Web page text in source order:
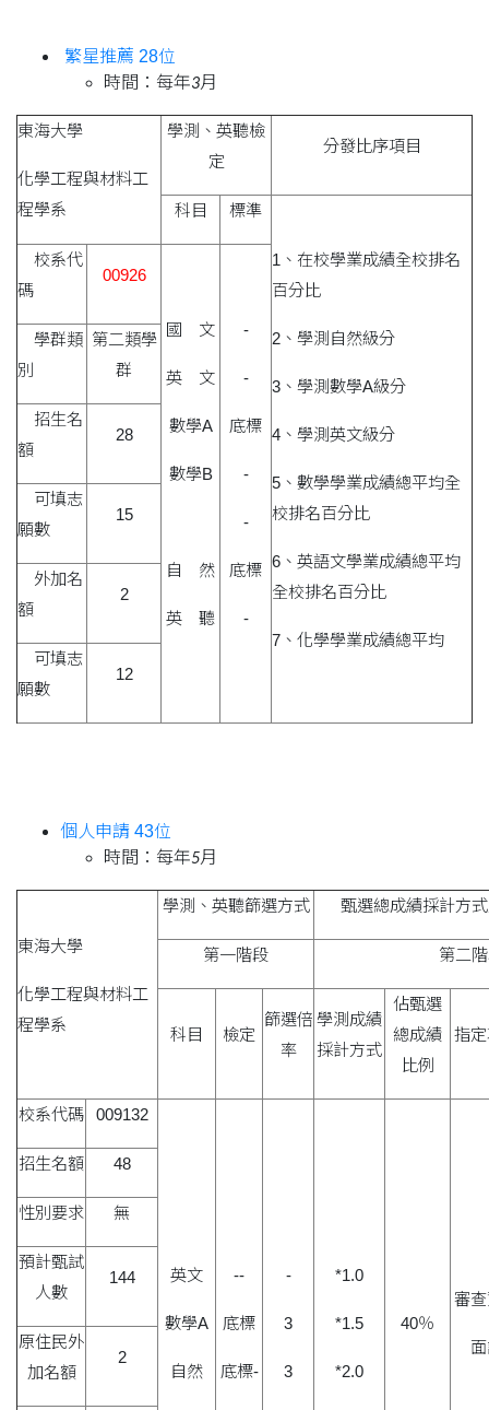
繁星推薦 28位
時間：每年3月
東海大學
化學工程與材料工
程學系
學測、英聽檢
定
分發比序項目
科目 標準
1、在校學業成績全校排名
百分比
2、學測自然級分
3、學測數學A級分
4、學測英文級分
5、數學學業成績總平均全
校排名百分比
6、英語文學業成績總平均
全校排名百分比
7、化學學業成績總平均
校系代
碼
00926
國 文
英 文
數學A
數學B
自 然
英 聽
-
-
底標
-
-
底標
-
學群類
別
第二類學
群
招生名
額
28
可填志
願數
15
外加名
額
2
可填志
願數
12
個人申請 43位
時間：每年5月
東海大學
化學工程與材料工
程學系
學測、英聽篩選方式 甄選總成績採計方
第一階段 第二
科目 檢定
篩選倍
率
學測成績
採計方式
佔甄選
總成績
比例
指
校系代碼 009132
英文
數學A
自然
--
底標
底標-
-
3
3
*1.0
*1.5
*2.0
40％
審
招生名額 48
性別要求 無
預計甄試
人數
144
原住民外
加名額
2